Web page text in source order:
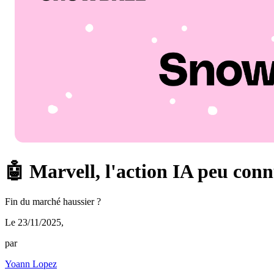
🤖 Marvell, l'action IA peu
Fin du marché haussier ?
Le 23/11/2025,
par
Yoann Lopez